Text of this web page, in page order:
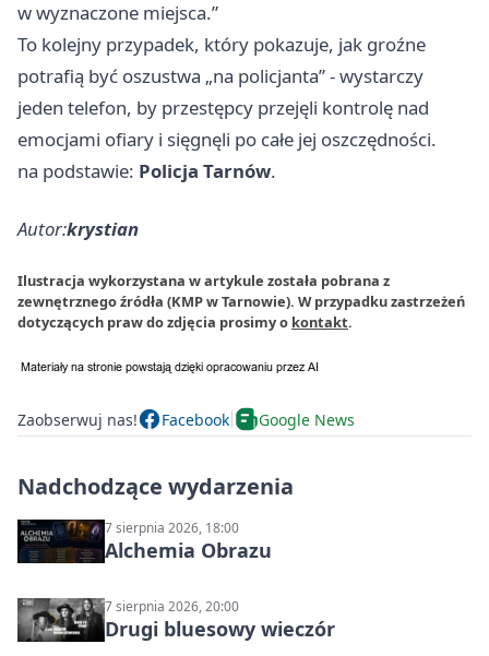
w wyznaczone miejsca.”
To kolejny przypadek, który pokazuje, jak groźne
potrafią być oszustwa „na policjanta” - wystarczy
jeden telefon, by przestępcy przejęli kontrolę nad
emocjami ofiary i sięgnęli po całe jej oszczędności.
na podstawie: Policja Tarnów.
Autor:krystian
Ilustracja wykorzystana w artykule została pobrana z
zewnętrznego źródła (KMP w Tarnowie). W przypadku zastrzeżeń
dotyczących praw do zdjęcia prosimy o kontakt.
Zaobserwuj nas! Facebook Google News
Nadchodzące wydarzenia
7 sierpnia 2026, 18:00
Alchemia Obrazu
7 sierpnia 2026, 20:00
Drugi bluesowy wieczór